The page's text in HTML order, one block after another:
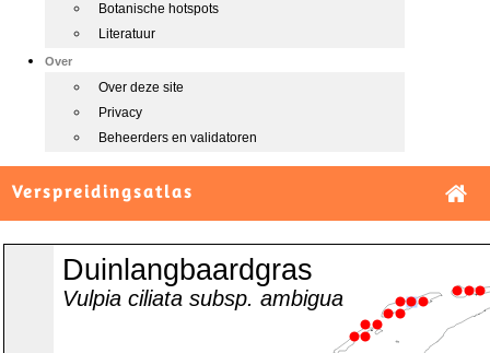
Botanische hotspots
Literatuur
Over
Over deze site
Privacy
Beheerders en validatoren
Verspreidingsatlas